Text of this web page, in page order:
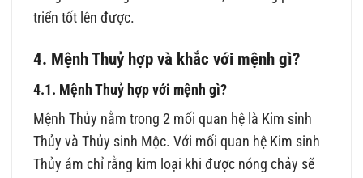
triển tốt lên được.
4. Mệnh Thuỷ hợp và khắc với mệnh gì?
4.1. Mệnh Thuỷ hợp với mệnh gì?
Mệnh Thủy nằm trong 2 mối quan hệ là Kim sinh
Thủy và Thủy sinh Mộc. Với mối quan hệ Kim sinh
Thủy ám chỉ rằng kim loại khi được nóng chảy sẽ